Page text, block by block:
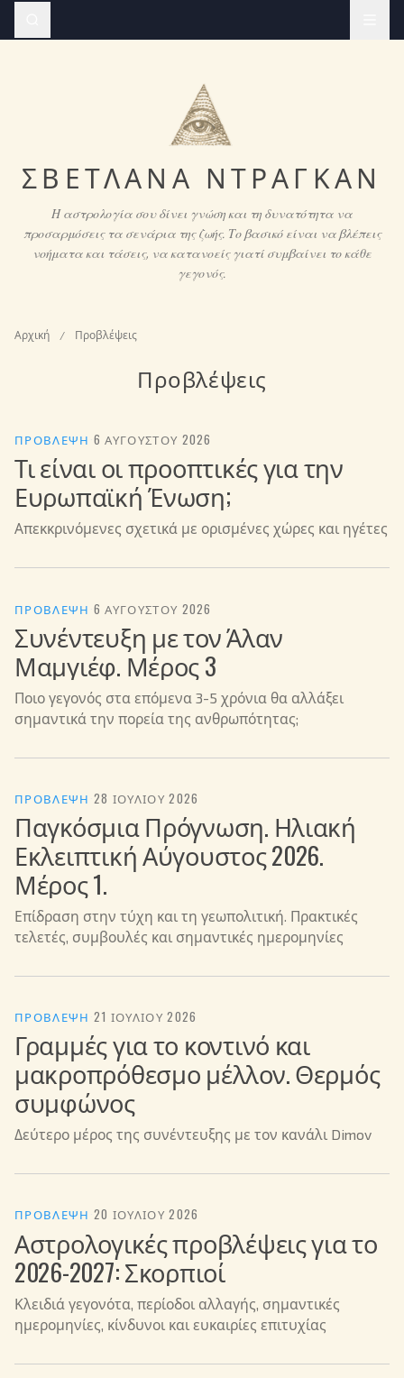
ΣΒΕΤΛΆΝΑ ΝΤΡΆΓΚΑΝ
Η αστρολογία σου δίνει γνώση και τη δυνατότητα να
προσαρμόσεις τα σενάρια της ζωής. Το βασικό είναι να βλέπεις
νοήματα και τάσεις, να κατανοείς γιατί συμβαίνει το κάθε
γεγονός.
Αρχική / Προβλέψεις
Προβλέψεις
ΠΡΌΒΛΕΨΗ 6 ΑΥΓΟΎΣΤΟΥ 2026
Τι είναι οι προοπτικές για την
Ευρωπαϊκή Ένωση;
Απεκκρινόμενες σχετικά με ορισμένες χώρες και ηγέτες
ΠΡΌΒΛΕΨΗ 6 ΑΥΓΟΎΣΤΟΥ 2026
Συνέντευξη με τον Άλαν
Μαμγιέφ. Μέρος 3
Ποιο γεγονός στα επόμενα 3-5 χρόνια θα αλλάξει
σημαντικά την πορεία της ανθρωπότητας;
ΠΡΌΒΛΕΨΗ 28 ΙΟΥΛΊΟΥ 2026
Παγκόσμια Πρόγνωση. Ηλιακή
Εκλειπτική Αύγουστος 2026.
Μέρος 1.
Επίδραση στην τύχη και τη γεωπολιτική. Πρακτικές
τελετές, συμβουλές και σημαντικές ημερομηνίες
ΠΡΌΒΛΕΨΗ 21 ΙΟΥΛΊΟΥ 2026
Γραμμές για το κοντινό και
μακροπρόθεσμο μέλλον. Θερμός
συμφώνος
Δεύτερο μέρος της συνέντευξης με τον κανάλι Dimov
ΠΡΌΒΛΕΨΗ 20 ΙΟΥΛΊΟΥ 2026
Αστρολογικές προβλέψεις για το
2026-2027: Σκορπιοί
Κλειδιά γεγονότα, περίοδοι αλλαγής, σημαντικές
ημερομηνίες, κίνδυνοι και ευκαιρίες επιτυχίας